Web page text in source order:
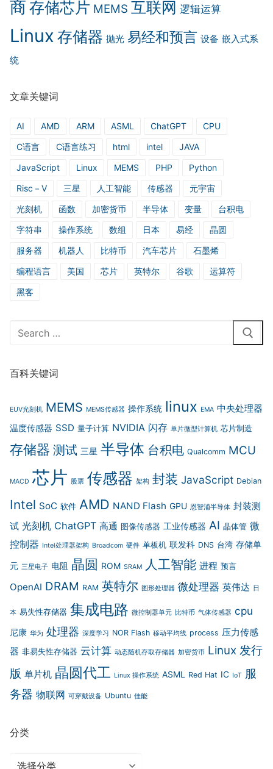
商 存储芯片 MEMS 互联网 逻辑运算
Linux 存储器 抛光 易经和预言 设备 嵌入式系
统
文章关键词
AI AMD ARM ASML ChatGPT
CPU
C语言
C语言练习 html intel
JAVA
JavaScript
Linux MEMS PHP
Python
Risc－V
三星 人工智能 传感器
元宇宙
光刻机
函数 加密货币 半导体 变量
台积电
字符串
操作系统 数组 日本 易经
晶圆
服务器
机器人 比特币 汽车芯片
石墨烯
编程语言
美国 芯片 英特尔 谷歌
运算符
黑客
Search
百科关键词
EUV光刻机 MEMS MEMS传感器 操作系统 linux EMA 中央处理器
温度传感器 SSD 量子计算 NVIDIA 闪存 单片微型计算机 芯片制造
存储器 测试 三星 半导体 台积电 Qualcomm MCU
MACD 芯片 股票 传感器 架构 封装 JavaScript Debian
Intel SoC 软件 AMD NAND Flash GPU 恩智浦半导体 封装测
试 光刻机 ChatGPT 高通 图像传感器 工业传感器 AI 晶体管 微
控制器 Intel处理器架构 Broadcom 硬件 单板机 联发科 DNS 台湾 存储单
元 三星电子 电阻 晶圆 ROM SRAM 人工智能 进程 预言
OpenAI DRAM RAM 英特尔 图形处理器 微处理器 英伟达 日
本 易失性存储器 集成电路 微控制器单元 比特币 气体传感器 cpu
尼康 华为 处理器 深度学习 NOR Flash 移动平均线 process 压力传感
器 非易失性存储器 云计算 动态随机存取存储器 加密货币 Linux 发行
版 单片机 晶圆代工 Linux 操作系统 ASML Red Hat IC IoT 服
务器 物联网 可穿戴设备 Ubuntu 佳能
分类
分